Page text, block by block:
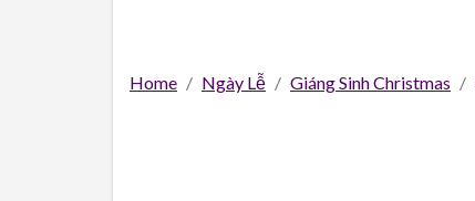
Home Ngày Lễ Giáng Sinh Christmas